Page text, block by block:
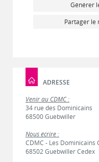
Générer
Partager le
ADRESSE
Venir au CDMC :
34 rue des Dominicains
68500 Guebwiller
Nous écrire :
CDMC - Les Dominicains
68502 Guebwiller Cedex